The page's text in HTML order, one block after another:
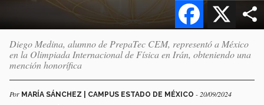
Diego Medina, alumno de PrepaTec CEM, representó a México
en la Olimpiada Internacional de Física en Irán, obteniendo una
mención honorífica
Por MARÍA SÁNCHEZ | CAMPUS ESTADO DE MÉXICO - 20/09/2024